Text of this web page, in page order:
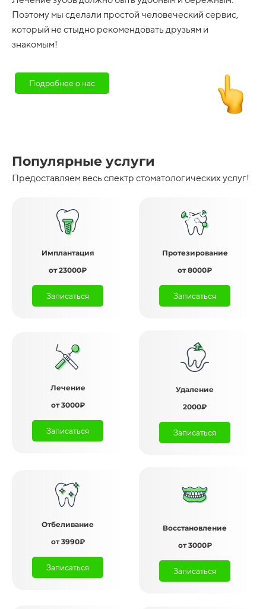
Поэтому мы сделали простой человеческий сервис,
который не стыдно рекомендовать друзьям и
знакомым!
Подробнее о нас
Популярные услуги
Предоставляем весь спектр стоматологических услуг!
Имплантация
от 23000₽
Записаться
Протезирование
от 8000₽
Записаться
Лечение
от 3000₽
Записаться
Удаление
2000₽
Записаться
Отбеливание
от 3990₽
Записаться
Восстановление
от 3000₽
Записаться